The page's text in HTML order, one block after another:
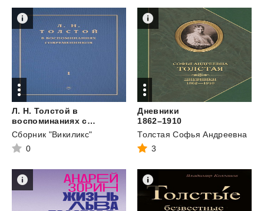
Л. Н. Толстой в
воспоминаниях современников. Том 1
Сборник "Викиликс"
0
Дневники
1862–1910
Толстая Софья Андреевна
3